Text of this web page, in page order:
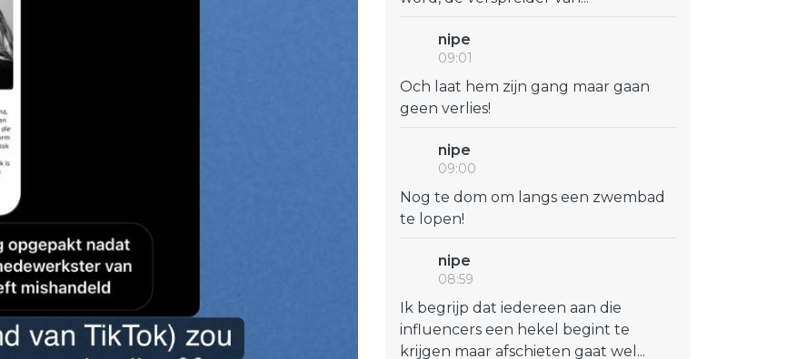
nipe
09:01
Och laat hem zijn gang maar gaan
geen verlies!
nipe
09:00
Nog te dom om langs een zwembad
te lopen!
nipe
08:59
Ik begrijp dat iedereen aan die
influencers een hekel begint te
krijgen maar afschieten gaat wel...